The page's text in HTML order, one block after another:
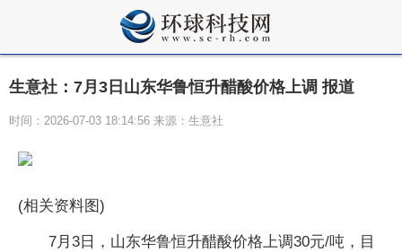
生意社：7月3日山东华鲁恒升醋酸价格上调 报道
时间：2026-07-03 18:14:56 来源：生意社
(相关资料图)
7月3日，山东华鲁恒升醋酸价格上调30元/吨，目